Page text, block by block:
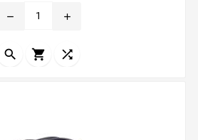
remove add
  